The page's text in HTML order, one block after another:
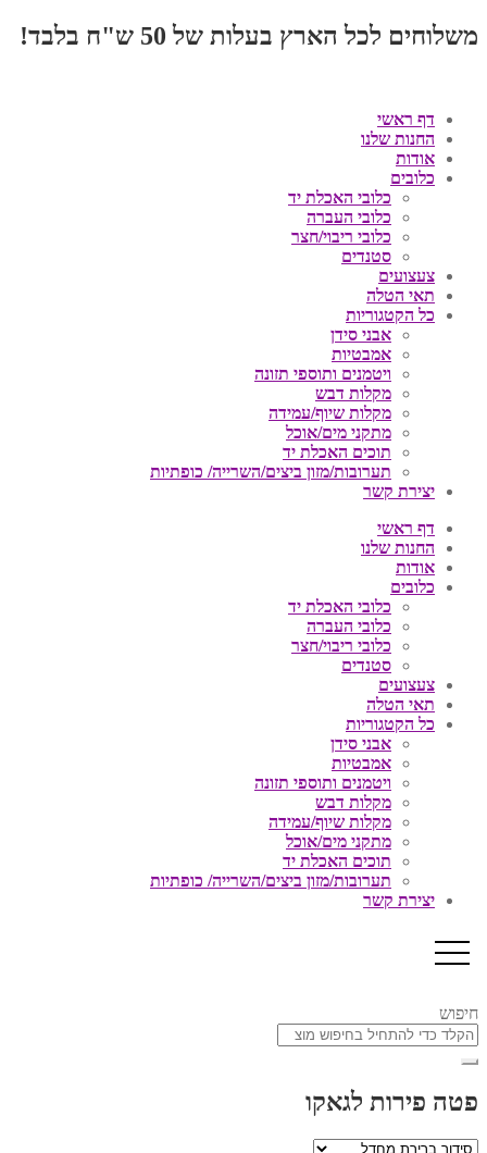
משלוחים לכל הארץ בעלות של 50 ש"ח בלבד!
דף ראשי
החנות שלנו
אודות
כלובים
כלובי האכלת יד
כלובי העברה
כלובי ריבוי/חצר
סטנדים
צעצועים
תאי הטלה
כל הקטגוריות
אבני סידן
אמבטיות
ויטמנים ותוספי תזונה
מקלות דבש
מקלות שיוף/עמידה
מתקני מים/אוכל
תוכים האכלת יד
תערובות/מזון ביצים/השרייה/ כופתיות
יצירת קשר
דף ראשי
החנות שלנו
אודות
כלובים
כלובי האכלת יד
כלובי העברה
כלובי ריבוי/חצר
סטנדים
צעצועים
תאי הטלה
כל הקטגוריות
אבני סידן
אמבטיות
ויטמנים ותוספי תזונה
מקלות דבש
מקלות שיוף/עמידה
מתקני מים/אוכל
תוכים האכלת יד
תערובות/מזון ביצים/השרייה/ כופתיות
יצירת קשר
חיפוש
פטה פירות לגאקו